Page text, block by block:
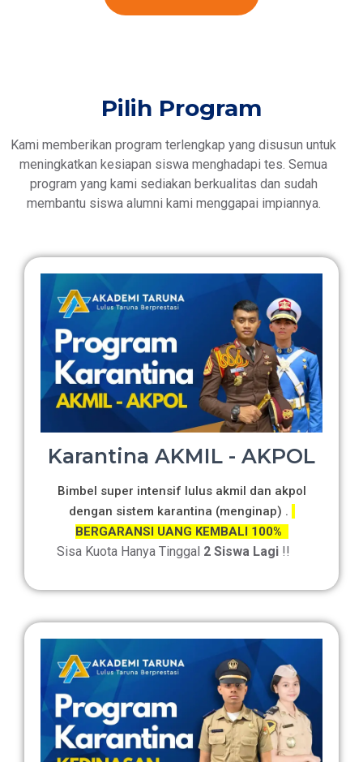
Pilih Program
Kami memberikan program terlengkap yang disusun untuk
meningkatkan kesiapan siswa menghadapi tes. Semua
program yang kami sediakan berkualitas dan sudah
membantu siswa alumni kami menggapai impiannya.
Karantina AKMIL - AKPOL
Bimbel super intensif lulus akmil dan akpol
dengan sistem karantina (menginap) .
BERGARANSI UANG KEMBALI 100%
Sisa Kuota Hanya Tinggal 2 Siswa Lagi !!